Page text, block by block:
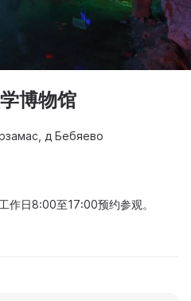
博物馆
д Бебяево
作日8:00至17:00预约参观。